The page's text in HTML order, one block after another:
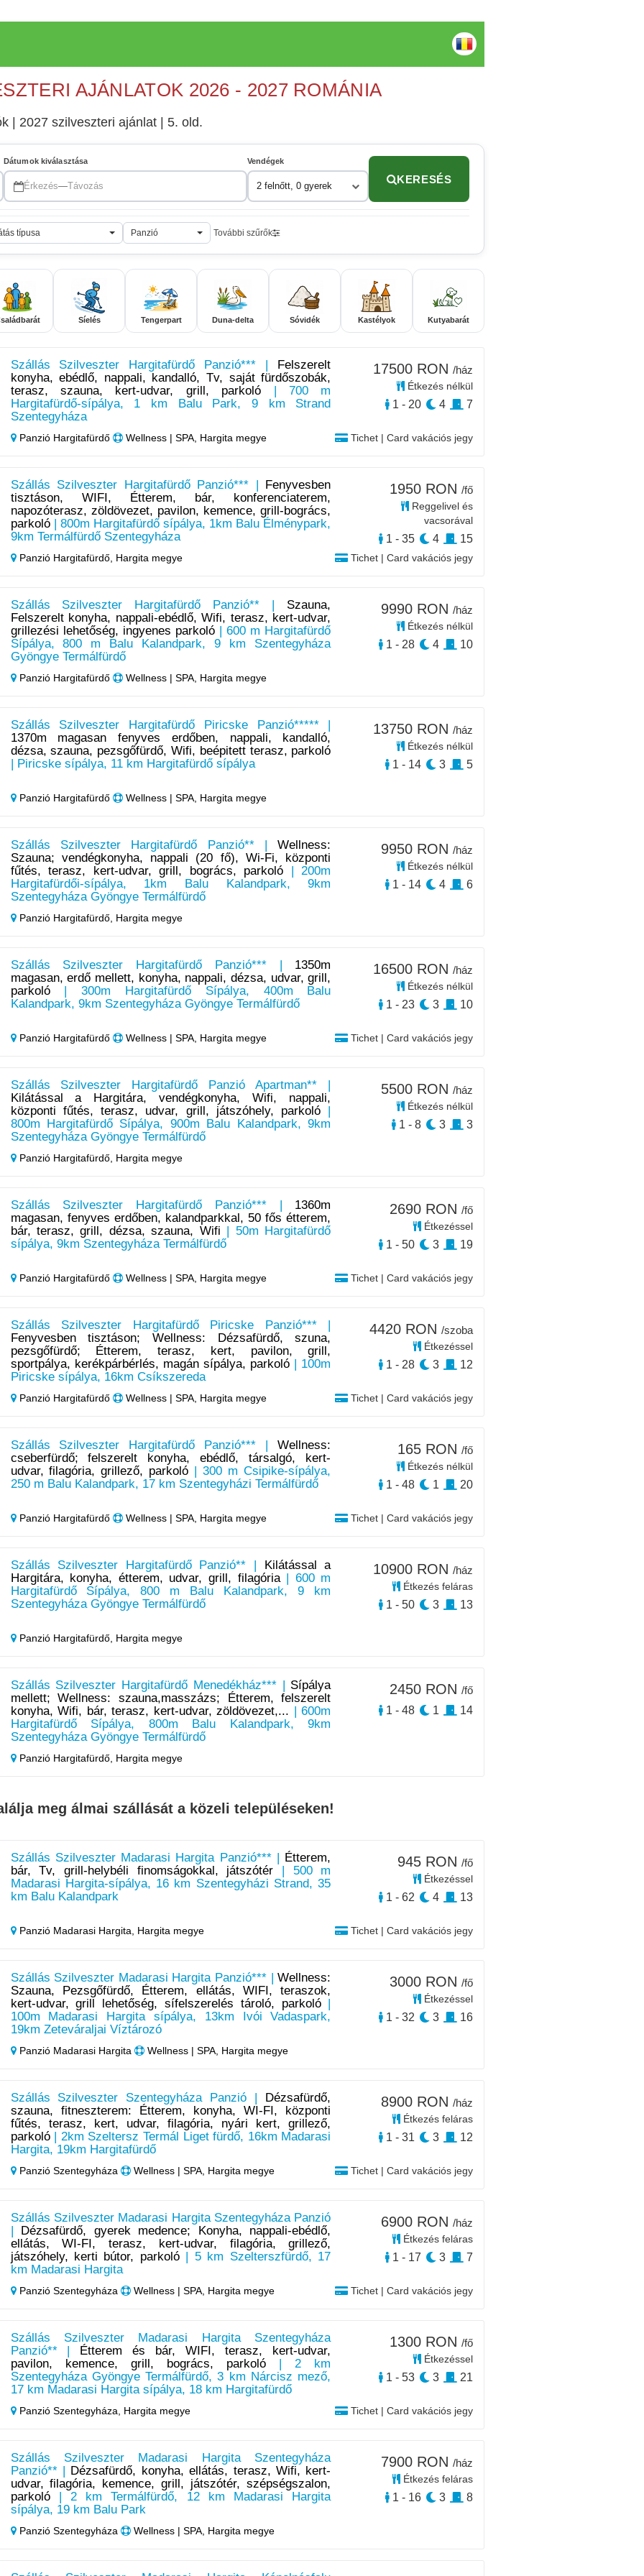
AJÁNLATOK 2026 - 2027 ROMÁNIA
| 2027 szilveszteri ajánlat | 5. old.
Dátumok kiválasztása
Érkezés—Távozás
Vendégek
2 felnőtt, 0 gyerek
KERESÉS
típusa Panzió További szűrők
Síelés Tengerpart Duna-delta Sóvidék Kastélyok Kutyabarát
Szállás Szilveszter Hargitafürdő Panzió*** |
Felszerelt
konyha, ebédlő, nappali, kandalló, Tv, saját fürdőszobák,
terasz, szauna, kert-udvar, grill, parkoló | 700 m
Hargitafürdő-sípálya, 1 km Balu Park, 9 km Strand
Szentegyháza
Panzió Hargitafürdő Wellness | SPA, Hargita megye Tichet | Card vakációs jegy
17500 RON /ház
Étkezés nélkül
1 - 20 4 7
Szállás Szilveszter Hargitafürdő Panzió*** |
Fenyvesben
tisztáson, WIFI, Étterem, bár, konferenciaterem,
napozóterasz, zöldövezet, pavilon, kemence, grill-bogrács,
parkoló| 800m Hargitafürdő sípálya, 1km Balu Élménypark,
9km Termálfürdő Szentegyháza
Panzió Hargitafürdő, Hargita megye Tichet | Card vakációs jegy
1950 RON /fő
Reggelivel és
vacsorával
1 - 35 4 15
Szállás Szilveszter Hargitafürdő Panzió** | Szauna,
Felszerelt konyha, nappali-ebédlő, Wifi, terasz, kert-udvar,
grillezési lehetőség, ingyenes parkoló| 600 m Hargitafürdő
Sípálya, 800 m Balu Kalandpark, 9 km Szentegyháza
Gyöngye Termálfürdő
Panzió Hargitafürdő Wellness | SPA, Hargita megye
9990 RON /ház
Étkezés nélkül
1 - 28 4 10
Szállás Szilveszter Hargitafürdő Piricske Panzió***** |
1370m magasan fenyves erdőben, nappali, kandalló,
dézsa, szauna, pezsgőfürdő, Wifi, beépitett terasz, parkoló
| Piricske sípálya, 11 km Hargitafürdő sípálya
Panzió Hargitafürdő Wellness | SPA, Hargita megye
13750 RON /ház
Étkezés nélkül
1 - 14 3 5
Szállás Szilveszter Hargitafürdő Panzió** |Wellness:
Szauna; vendégkonyha, nappali (20 fő), Wi-Fi, központi
fűtés, terasz, kert-udvar, grill, bogrács, parkoló | 200m
Hargitafürdői-sípálya, 1km Balu Kalandpark, 9km
Szentegyháza Gyöngye Termálfürdő
Panzió Hargitafürdő, Hargita megye
9950 RON /ház
Étkezés nélkül
1 - 14 4 6
Szállás Szilveszter Hargitafürdő Panzió*** | 1350m
magasan, erdő mellett, konyha, nappali, dézsa, udvar, grill,
parkoló| 300m Hargitafürdő Sípálya, 400m Balu
Kalandpark, 9km Szentegyháza Gyöngye Termálfürdő
Panzió Hargitafürdő Wellness | SPA, Hargita megye Tichet | Card vakációs jegy
16500 RON /ház
Étkezés nélkül
1 - 23 3 10
Szállás Szilveszter Hargitafürdő Panzió Apartman** |
Kilátással a Hargitára, vendégkonyha, Wifi, nappali,
központi fűtés, terasz, udvar, grill, játszóhely, parkoló
800m Hargitafürdő Sípálya, 900m Balu Kalandpark, 9km
Szentegyháza Gyöngye Termálfürdő
Panzió Hargitafürdő, Hargita megye
5500 RON /ház
Étkezés nélkül
1 - 8 3 3
Szállás Szilveszter Hargitafürdő Panzió*** | 1360m
magasan, fenyves erdőben, kalandparkkal, 50 fős étterem,
bár, terasz, grill, dézsa, szauna, Wifi | 50m Hargitafürdő
sípálya, 9km Szentegyháza Termálfürdő
Panzió Hargitafürdő Wellness | SPA, Hargita megye Tichet | Card vakációs jegy
2690 RON /fő
Étkezéssel
1 - 50 3 19
Szállás Szilveszter Hargitafürdő Piricske Panzió*** |
Fenyvesben tisztáson; Wellness: Dézsafürdő, szuna,
pezsgőfürdő; Étterem, terasz, kert, pavilon, grill,
sportpálya, kerékpárbérlés, magán sípálya, parkoló | 100m
Piricske sípálya, 16km Csíkszereda
Panzió Hargitafürdő Wellness | SPA, Hargita megye Tichet | Card vakációs jegy
4420 RON /szoba
Étkezéssel
1 - 28 3 12
Szállás Szilveszter Hargitafürdő Panzió*** |Wellness:
cseberfürdő; felszerelt konyha, ebédlő, társalgó, kert-
udvar, filagória, grillező, parkoló | 300 m Csipike-sípálya,
250 m Balu Kalandpark, 17 km Szentegyházi Termálfürdő
Panzió Hargitafürdő Wellness | SPA, Hargita megye Tichet | Card vakációs jegy
165 RON /fő
Étkezés nélkül
1 - 48 1 20
Szállás Szilveszter Hargitafürdő Panzió** |
Kilátással a
Hargitára, konyha, étterem, udvar, grill, filagória| 600 m
Hargitafürdő Sípálya, 800 m Balu Kalandpark, 9 km
Szentegyháza Gyöngye Termálfürdő
Panzió Hargitafürdő, Hargita megye
10900 RON /ház
Étkezés feláras
1 - 50 3 13
Szállás Szilveszter Hargitafürdő Menedékház*** | Sípálya
mellett; Wellness: szauna,masszázs; Étterem, felszerelt
konyha, Wifi, bár, terasz, kert-udvar, zöldövezet,... | 600m
Hargitafürdő Sípálya, 800m Balu Kalandpark, 9km
Szentegyháza Gyöngye Termálfürdő
Panzió Hargitafürdő, Hargita megye
2450 RON /fő
1 - 48
1 14
meg álmai szállását a közeli településeken!
Szállás Szilveszter Madarasi Hargita Panzió*** |
Étterem,
bár, Tv, grill-helybéli finomságokkal, játszótér | 500 m
Madarasi Hargita-sípálya, 16 km Szentegyházi Strand, 35
km Balu Kalandpark
Panzió Madarasi Hargita, Hargita megye Tichet | Card vakációs jegy
945 RON /fő
Étkezéssel
1 - 62 4 13
Szállás Szilveszter Madarasi Hargita Panzió*** |Wellness:
Szauna, Pezsgőfürdő, Étterem, ellátás, WIFI, teraszok,
kert-udvar, grill lehetőség, sífelszerelés tároló, parkoló|
100m Madarasi Hargita sípálya, 13km Ivói Vadaspark,
19km Zeteváraljai Víztározó
Panzió Madarasi Hargita Wellness | SPA, Hargita megye
3000 RON /fő
Étkezéssel
1 - 32 3 16
Szállás Szilveszter Szentegyháza Panzió |
Dézsafürdő,
szauna, fitneszterem: Étterem, konyha, WI-FI, központi
fűtés, terasz, kert, udvar, filagória, nyári kert, grillező,
parkoló| 2km Szeltersz Termál Liget fürdő, 16km Madarasi
Hargita, 19km Hargitafürdő
Panzió Szentegyháza Wellness | SPA, Hargita megye Tichet | Card vakációs jegy
8900 RON /ház
Étkezés feláras
1 - 31 3 12
Szállás Szilveszter Madarasi Hargita Szentegyháza Panzió
Dézsafürdő, gyerek medence; Konyha, nappali-ebédlő,
ellátás, WI-FI, terasz, kert-udvar, filagória, grillező,
játszóhely, kerti bútor, parkoló| 5 km Szelterszfürdő, 17
km Madarasi Hargita
Panzió Szentegyháza Wellness | SPA, Hargita megye Tichet | Card vakációs jegy
6900 RON /ház
Étkezés feláras
1 - 17 3 7
Szállás Szilveszter Madarasi Hargita Szentegyháza
Panzió** |
Étterem és bár, WIFI, terasz, kert-udvar,
pavilon, kemence, grill, bogrács, parkoló | 2 km
Szentegyháza Gyöngye Termálfürdő, 3 km Nárcisz mező,
17 km Madarasi Hargita sípálya, 18 km Hargitafürdő
Panzió Szentegyháza, Hargita megye Tichet | Card vakációs jegy
1300 RON /fő
Étkezéssel
1 - 53 3 21
Szállás Szilveszter Madarasi Hargita Szentegyháza
Panzió** |
Dézsafürdő, konyha, ellátás, terasz, Wifi, kert-
udvar, filagória, kemence, grill, játszótér, szépségszalon,
parkoló| 2 km Termálfürdő, 12 km Madarasi Hargita
sípálya, 19 km Balu Park
Panzió Szentegyháza Wellness | SPA, Hargita megye
7900 RON /ház
Étkezés feláras
1 - 16 3 8